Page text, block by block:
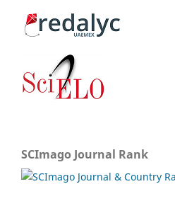
SCImago Journal Rank